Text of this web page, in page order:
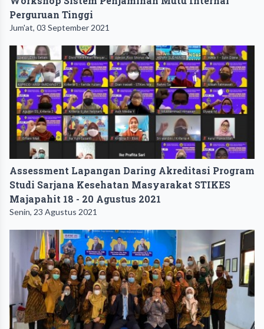
Perguruan Tinggi
Jum'at, 03 September 2021
Assessment Lapangan Daring Akreditasi Program
Studi Sarjana Kesehatan Masyarakat STIKES
Majapahit 18 - 20 Agustus 2021
Senin, 23 Agustus 2021